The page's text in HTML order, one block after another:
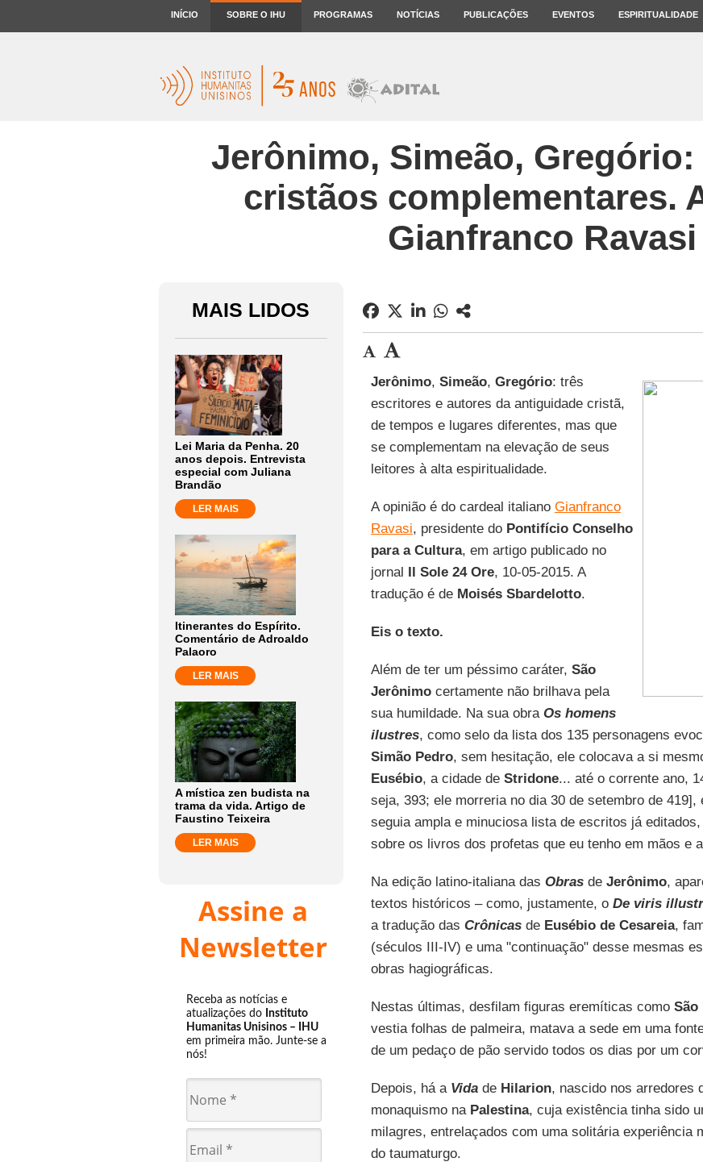
INÍCIO SOBRE O IHU PROGRAMAS NOTÍCIAS PUBLICAÇÕES EVENTOS ESPIRITUALIDADE
Jerônimo, Simeão,
cristãos complementares.
Gianfranco Ravasi
MAIS LIDOS
Lei Maria da Penha. 20
anos depois. Entrevista
especial com Juliana
Brandão
LER MAIS
Itinerantes do Espírito.
Comentário de Adroaldo
Palaoro
LER MAIS
A mística zen budista na
trama da vida. Artigo de
Faustino Teixeira
LER MAIS
Assine a
Newsletter
Receba as notícias e
atualizações do Instituto
Humanitas Unisinos – IHU
em primeira mão. Junte-se a
nós!
Jerônimo, Simeão, Gregório: três
escritores e autores da antiguidade cristã,
de tempos e lugares diferentes, mas que
se complementam na elevação de seus
leitores à alta espiritualidade.
A opinião é do cardeal italiano Gianfranco
Ravasi, presidente do Pontifício Conselho
para a Cultura, em artigo publicado no
jornal Il Sole 24 Ore, 10-05-2015. A
tradução é de Moisés Sbardelotto.
Eis o texto.
Além de ter um péssimo caráter, São
Jerônimocertamente não brilhava pela
sua humildade. Na sua obra Os homens
ilustres, como selo da lista dos 135 personagens
Simão Pedro, sem hesitação, ele colocava a si
Eusébio, a cidade de Stridone... até o corrente ano,
seja, 393; ele morreria no dia 30 de setembro de
seguia ampla e minuciosa lista de escritos já
sobre os livros dos profetas que eu tenho em mãos e
Na edição latino-italiana das Obras de Jerônimo,
textos históricos – como, justamente, o De viris
a tradução das Crônicas de Eusébio de Cesareia,
(séculos III-IV) e uma "continuação" desse mesmas
obras hagiográficas.
Nestas últimas, desfilam figuras eremíticas como São
vestia folhas de palmeira, matava a sede em uma
de um pedaço de pão servido todos os dias por um
Depois, há a Vida de Hilarion, nascido nos arredores
monaquismo na Palestina, cuja existência tinha sido
milagres, entrelaçados com uma solitária experiência
do taumaturgo.